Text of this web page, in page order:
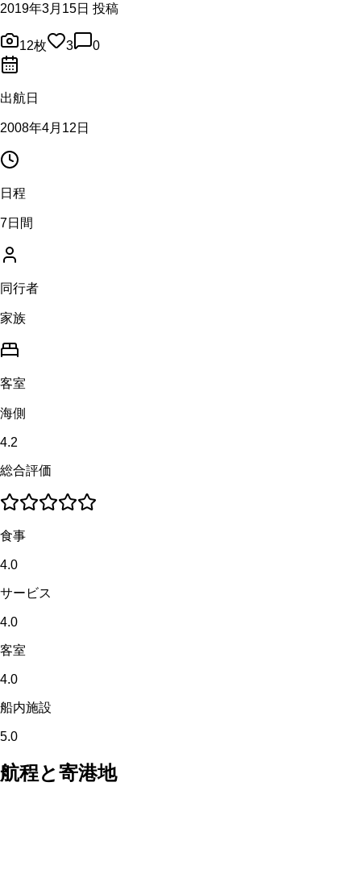
2019年3月15日 投稿
12枚 3 0
出航日
2008年4月12日
日程
7日間
同行者
家族
客室
海側
4.2
総合評価
食事
4.0
サービス
4.0
客室
4.0
船内施設
5.0
航程と寄港地